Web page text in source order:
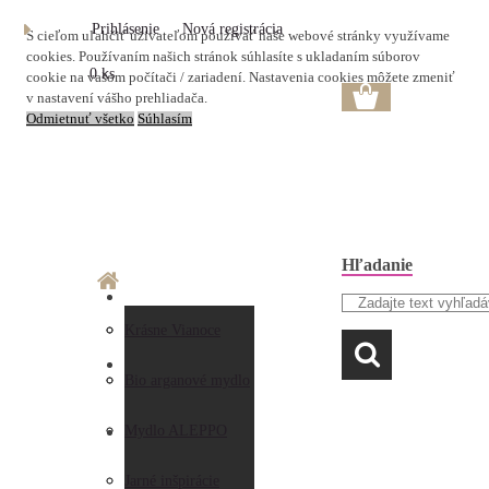
S cieľom uľahčiť užívateľom používať naše webové stránky využívame
cookies. Používaním našich stránok súhlasíte s ukladaním súborov
cookie na vašom počítači / zariadení. Nastavenia cookies môžete zmeniť
v nastavení vášho prehliadača.
Odmietnuť všetko Súhlasím
Hľadanie
Prihlásenie Nová registrácia
0 ks